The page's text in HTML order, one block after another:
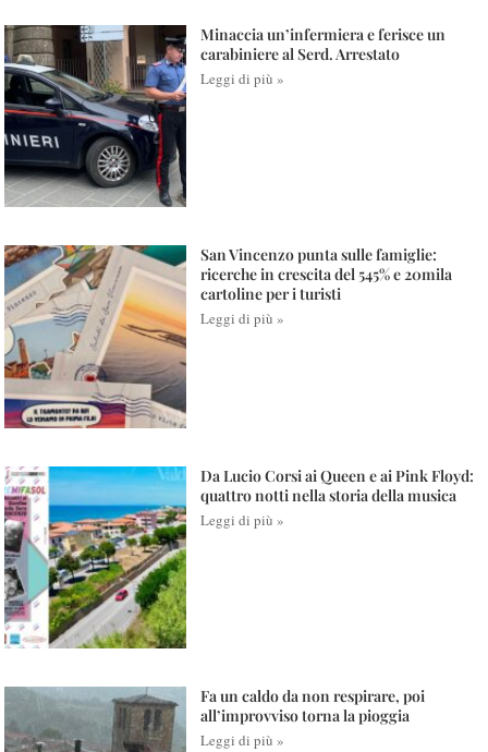
Minaccia un’infermiera e ferisce un
carabiniere al Serd. Arrestato
Leggi di più »
San Vincenzo punta sulle famiglie:
ricerche in crescita del 545% e 20mila
cartoline per i turisti
Leggi di più »
Da Lucio Corsi ai Queen e ai Pink Floyd:
quattro notti nella storia della musica
Leggi di più »
Fa un caldo da non respirare, poi
all’improvviso torna la pioggia
Leggi di più »